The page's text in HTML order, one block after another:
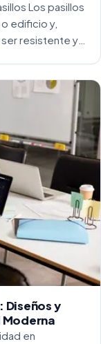
Los pasillos
edificio y,
resistente y
Diseños y
en